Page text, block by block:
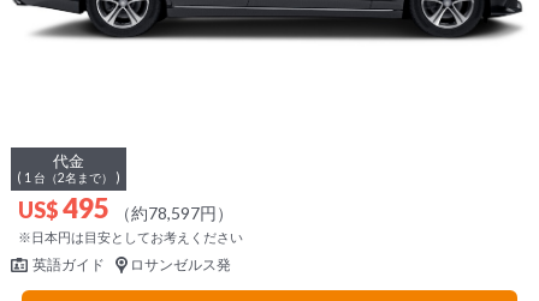
代金
( 1 台（2名まで） )
US$495 （約78,597円）
※日本円は目安としてお考えください
英語ガイド ロサンゼルス発